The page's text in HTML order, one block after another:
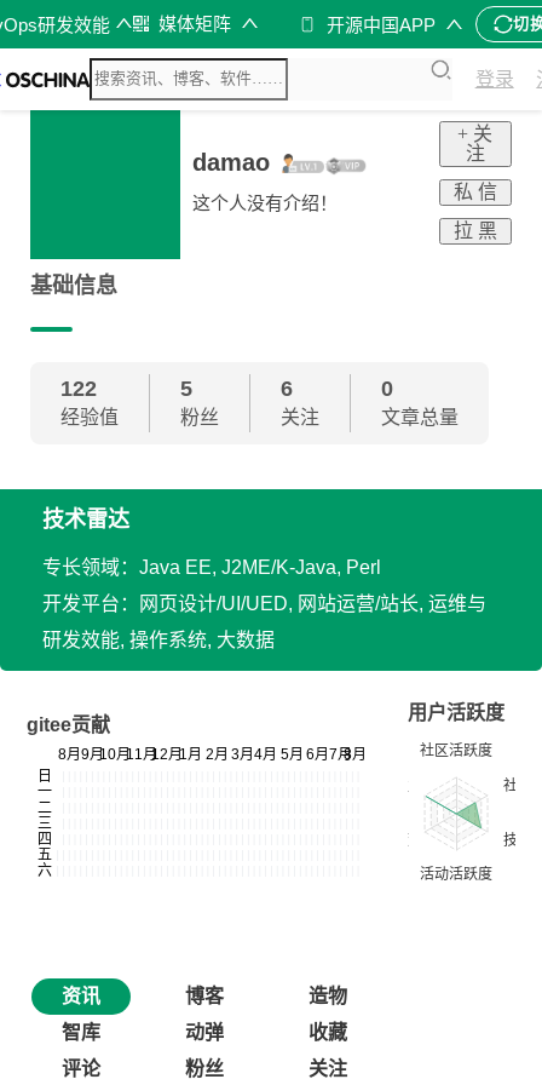
研发效能 媒体矩阵 开源中国APP 切
登录
damao
这个人没有介绍！
+ 关
注
私 信
拉 黑
基础信息
122
经验值
5
粉丝
6
关注
0
文章总量
技术雷达
专长领域：Java EE, J2ME/K-Java, Perl
开发平台：网页设计/UI/UED, 网站运营/站长, 运维与
研发效能, 操作系统, 大数据
gitee贡献
用户活跃度
资讯 博客
造物
智库
动弹
收藏
评论
粉丝 关注